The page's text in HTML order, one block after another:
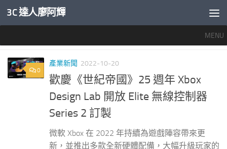
內文下方
3C 達人廖阿輝
MENU
0
產業新聞 2022-10-20
歡慶《世紀帝國》25 週年 Xbox
Design Lab 開放 Elite 無線控制器
Series 2 訂製
微軟 Xbox 在 2022 年持續為遊戲陣容帶來更
新，並推出多款全新硬體配備，大幅升級玩家的